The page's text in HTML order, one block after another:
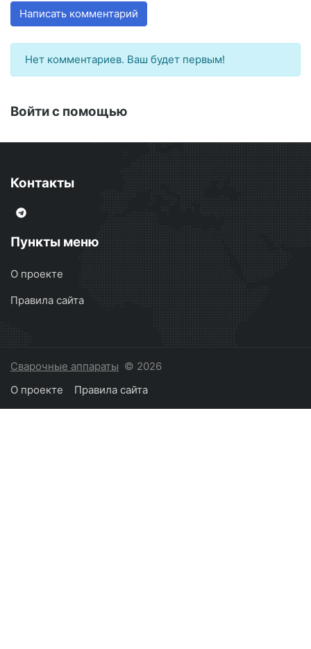
Написать комментарий
Нет комментариев. Ваш будет первым!
Войти с помощью
Контакты
Пункты меню
О проекте
Правила сайта
Сварочные аппараты © 2026
О проекте
Правила сайта